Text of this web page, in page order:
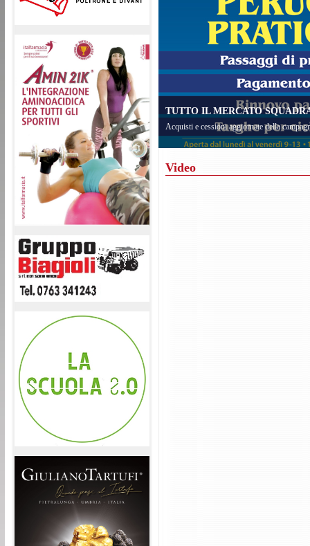
TUTTO IL MERCATO
Acquisti e cessioni aggiornate della
Video